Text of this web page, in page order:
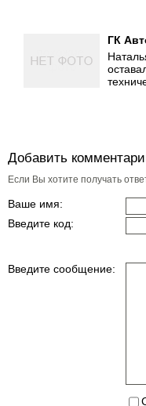
ГК
Добавить
Если Вы хотите получать
Ваше имя:
Введите код:
Введите сообщение: